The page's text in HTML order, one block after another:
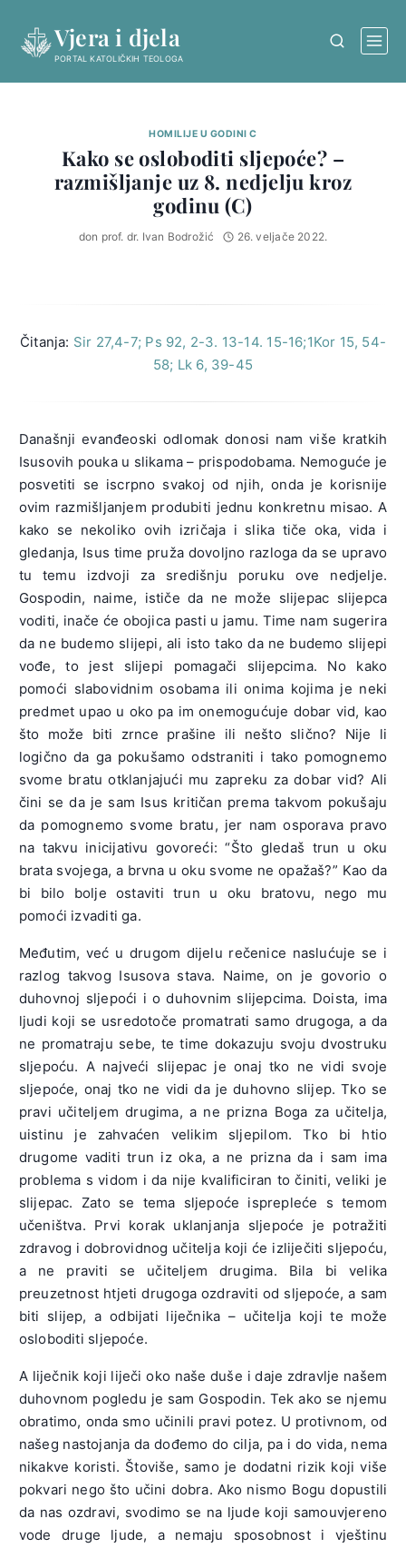
content
Vjera i djela
PORTAL KATOLIČKIH TEOLOGA
HOMILIJE U GODINI C
Kako se osloboditi sljepoće? –
razmišljanje uz 8. nedjelju kroz
godinu (C)
don prof. dr. Ivan Bodrožić 26. veljače 2022.
Čitanja: Sir 27,4-7; Ps 92, 2-3. 13-14. 15-16;1Kor 15, 54-
58; Lk 6, 39-45
Današnji evanđeoski odlomak donosi nam više kratkih
Isusovih pouka u slikama – prispodobama. Nemoguće je
posvetiti se iscrpno svakoj od njih, onda je korisnije
ovim razmišljanjem produbiti jednu konkretnu misao. A
kako se nekoliko ovih izričaja i slika tiče oka, vida i
gledanja, Isus time pruža dovoljno razloga da se upravo
tu temu izdvoji za središnju poruku ove nedjelje.
Gospodin, naime, ističe da ne može slijepac slijepca
voditi, inače će obojica pasti u jamu. Time nam sugerira
da ne budemo slijepi, ali isto tako da ne budemo slijepi
vođe, to jest slijepi pomagači slijepcima. No kako
pomoći slabovidnim osobama ili onima kojima je neki
predmet upao u oko pa im onemogućuje dobar vid, kao
što može biti zrnce prašine ili nešto slično? Nije li
logično da ga pokušamo odstraniti i tako pomognemo
svome bratu otklanjajući mu zapreku za dobar vid? Ali
čini se da je sam Isus kritičan prema takvom pokušaju
da pomognemo svome bratu, jer nam osporava pravo
na takvu inicijativu govoreći: “Što gledaš trun u oku
brata svojega, a brvna u oku svome ne opažaš?” Kao da
bi bilo bolje ostaviti trun u oku bratovu, nego mu
pomoći izvaditi ga.
Međutim, već u drugom dijelu rečenice naslućuje se i
razlog takvog Isusova stava. Naime, on je govorio o
duhovnoj sljepoći i o duhovnim slijepcima. Doista, ima
ljudi koji se usredotoče promatrati samo drugoga, a da
ne promatraju sebe, te time dokazuju svoju dvostruku
sljepoću. A najveći slijepac je onaj tko ne vidi svoje
sljepoće, onaj tko ne vidi da je duhovno slijep. Tko se
pravi učiteljem drugima, a ne prizna Boga za učitelja,
uistinu je zahvaćen velikim sljepilom.Tko bi htio
drugome vaditi trun iz oka, a ne prizna da i sam ima
problema s vidom i da nije kvalificiran to činiti, veliki je
slijepac. Zato se tema sljepoće isprepleće s temom
učeništva. Prvi korak uklanjanja sljepoće je potražiti
zdravog i dobrovidnog učitelja koji će izliječiti sljepoću,
a ne praviti se učiteljem drugima. Bila bi velika
preuzetnost htjeti drugoga ozdraviti od sljepoće, a sam
biti slijep, a odbijati liječnika – učitelja koji te može
osloboditi sljepoće.
A liječnik koji liječi oko naše duše i daje zdravlje našem
duhovnom pogledu je sam Gospodin. Tek ako se njemu
obratimo, onda smo učinili pravi potez. U protivnom, od
našeg nastojanja da dođemo do cilja, pa i do vida, nema
nikakve koristi. Štoviše, samo je dodatni rizik koji više
pokvari nego što učini dobra. Ako nismo Bogu dopustili
da nas ozdravi, svodimo se na ljude koji samouvjereno
vode druge ljude, a nemaju sposobnost i vještinu